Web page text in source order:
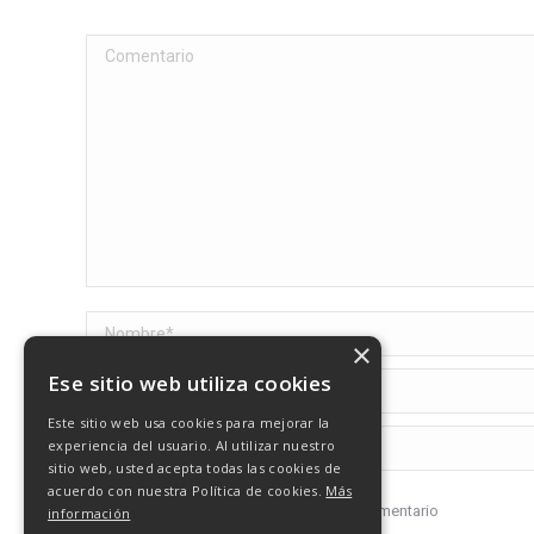
Comentario
Nombre *
Correo electrónico *
Sitio web
Recuerda mis datos para el próximo comentario
Ese sitio web utiliza cookies
Este sitio web usa cookies para mejorar la
experiencia del usuario. Al utilizar nuestro
sitio web, usted acepta todas las cookies de
acuerdo con nuestra Política de cookies. Más
información
×